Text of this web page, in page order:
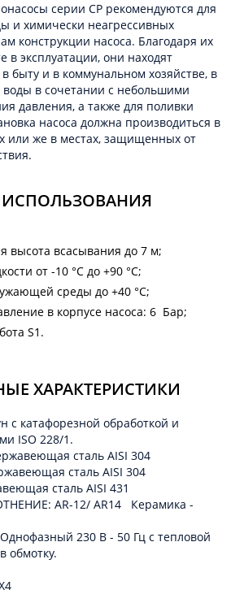
серии CP рекомендуются для
и химически неагрессивных
конструкции насоса. Благодаря их
в эксплуатации, они находят
быту и в коммунальном хозяйстве, в
воды в сочетании с небольшими
давления, а также для поливки
насоса должна производиться в
или же в местах, защищенных от
высота всасывания до 7 м;
от -10 °C до +90 °C;
среды до +40 °C;
в корпусе насоса: 6 Бар;
S1.
ХАРАКТЕРИСТИКИ
катафорезной обработкой и
ISO 228/1.
сталь AISI 304
сталь AISI 304
сталь AISI 431
AR-12/ AR14 Керамика -
230 В - 50 Гц с тепловой
обмотку.